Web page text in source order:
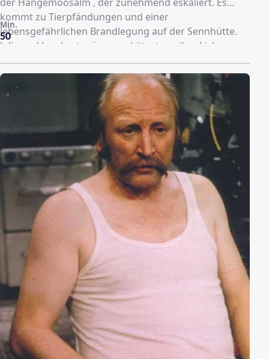
kommt zu Tierpfändungen und einer
lebensgefährlichen Brandlegung auf der Sennhütte.
Julia und Lambert müssen erbittert um ihre Liebe
kämpfen.
50
Min.